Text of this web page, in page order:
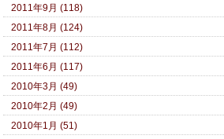
2011年9月 (118)
2011年8月 (124)
2011年7月 (112)
2011年6月 (117)
2010年3月 (49)
2010年2月 (49)
2010年1月 (51)